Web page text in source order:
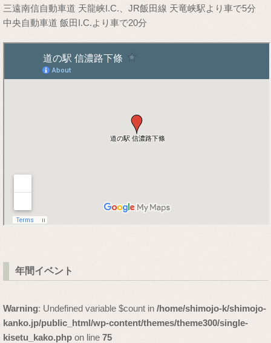
三遠南信自動車道 天龍峡I.C.、JR飯田線 天竜峡駅より車で5分
中央自動車道 飯田I.C.より車で20分
年間イベント
Warning: Undefined variable $count in /home/shimojo-k/shimojo-
kanko.jp/public_html/wp-content/themes/theme300/single-
kisetu_kako.php on line 75